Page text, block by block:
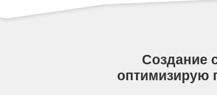
Создание
оптимизирую